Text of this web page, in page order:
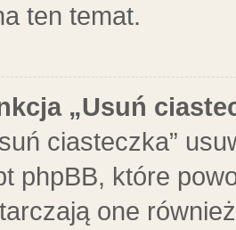
ten temat.
„Usuń
ciasteczka”
phpBB, które
one